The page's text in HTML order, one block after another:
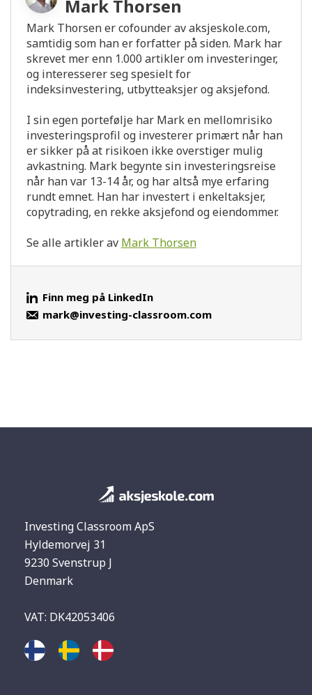
Mark Thorsen
Mark Thorsen er cofounder av aksjeskole.com,
samtidig som han er forfatter på siden. Mark har
skrevet mer enn 1.000 artikler om investeringer,
og interesserer seg spesielt for
indeksinvestering, utbytteaksjer og aksjefond.
I sin egen portefølje har Mark en mellomrisiko
investeringsprofil og investerer primært når han
er sikker på at risikoen ikke overstiger mulig
avkastning. Mark begynte sin investeringsreise
når han var 13-14 år, og har altså mye erfaring
rundt emnet. Han har investert i enkeltaksjer,
copytrading, en rekke aksjefond og eiendommer.
Se alle artikler av Mark Thorsen
Finn meg på LinkedIn
mark@investing-classroom.com
Investing Classroom ApS
Hyldemorvej 31
9230 Svenstrup J
Denmark
VAT: DK42053406